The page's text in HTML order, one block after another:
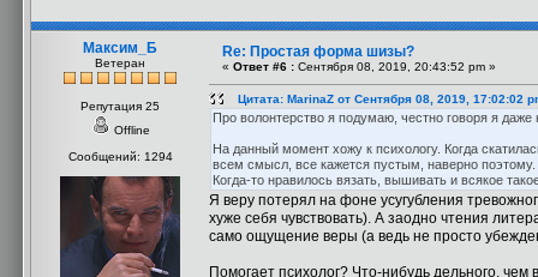
Максим_Б
Ветеран
Репутация 25
Offline
Сообщений: 1294
Re: Простая форма шизы?
« Ответ #6 : Сентября 08, 2019, 20:43:52 pm »
Цитата: MarinaZ от Сентября 08, 2019, 17:02:02
Про волонтерство я подумаю, честно говоря я даже
На данный момент хожу к психологу. Когда
всем смысл, все кажется пустым, наверно поэтому.
Когда-то нравилось вязать, вышивать и всякое
Я веру потерял на фоне усугубления
хуже себя чувствовать). А заодно чтения
само ощущение веры (а ведь не просто
Помогает психолог? Что-нибудь дельного,